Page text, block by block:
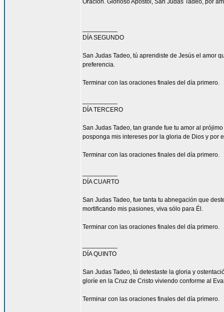
Oración. Glorioso Apóstol, San Judas Tadeo, por
DÍA SEGUNDO
San Judas Tadeo, tú aprendiste de Jesús el amor
preferencia.
Terminar con las oraciones finales del día primero.
DÍA TERCERO
San Judas Tadeo, tan grande fue tu amor al
posponga mis intereses por la gloria de Dios y por
Terminar con las oraciones finales del día primero.
DÍA CUARTO
San Judas Tadeo, fue tanta tu abnegación que
mortificando mis pasiones, viva sólo para Él.
Terminar con las oraciones finales del día primero.
DÍA QUINTO
San Judas Tadeo, tú detestaste la gloria y
gloríe en la Cruz de Cristo viviendo conforme al
Terminar con las oraciones finales del día primero.